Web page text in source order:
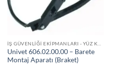
Univet 606.02.00.00 – Barete
Montaj Aparatı (Braket)